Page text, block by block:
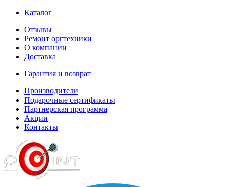
Каталог
Отзывы
Ремонт оргтехники
О компании
Доставка
Гарантия и возврат
Производители
Подарочные сертификаты
Партнерская программа
Акции
Контакты